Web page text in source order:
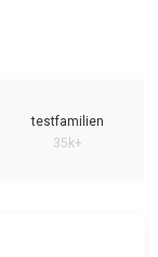
testfamilien
35k+